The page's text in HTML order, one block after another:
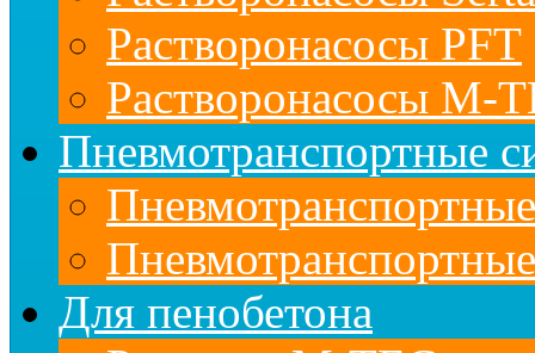
Растворонасосы PFT
Растворонасосы M-
Пневмотранспортные
Для пенобетона